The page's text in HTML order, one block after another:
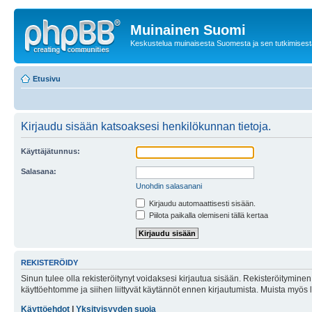
Muinainen Suomi
Keskustelua muinaisesta Suomesta ja sen
Etusivu
Kirjaudu sisään katsoaksesi henkilökunnan tietoja.
Käyttäjätunnus:
Salasana:
Unohdin salasanani
Kirjaudu automaattisesti sisään.
Piilota paikalla olemiseni tällä kertaa
REKISTERÖIDY
Sinun tulee olla rekisteröitynyt voidaksesi kirjautua sisään.
käyttöehtomme ja siihen liittyvät käytännöt ennen kirjautumista. Muista
Käyttöehdot
Yksityisyyden suoja